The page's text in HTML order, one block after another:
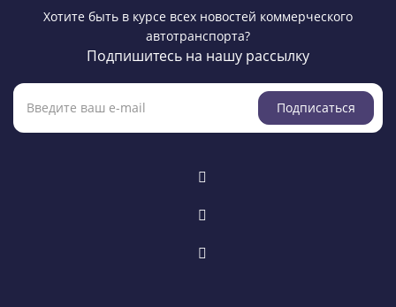
Хотите быть в курсе всех новостей коммерческого
автотранспорта?
Подпишитесь на нашу рассылку
Подписаться